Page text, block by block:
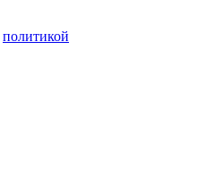
политикой